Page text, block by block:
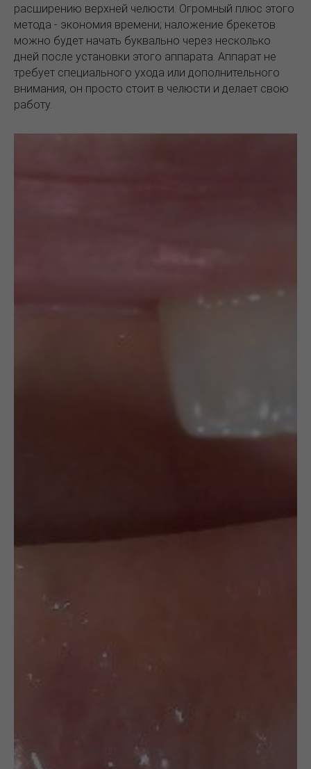
расширению верхней челюсти. Огромный плюс этого
метода - экономия времени; наложение брекетов
можно будет начать буквально через несколько
дней после установки этого аппарата. Аппарат не
требует специального ухода или дополнительного
внимания, он просто стоит в челюсти и делает свою
работу.